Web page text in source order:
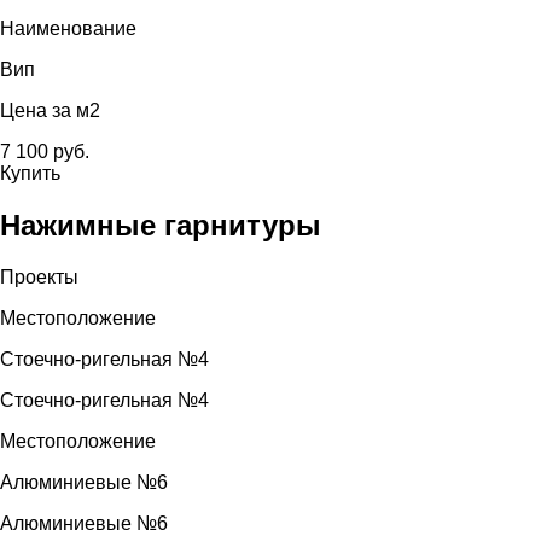
Наименование
Вип
Цена за м2
7 100 руб.
Купить
Нажимные гарнитуры
Проекты
Местоположение
Стоечно-ригельная №4
Стоечно-ригельная №4
Местоположение
Алюминиевые №6
Алюминиевые №6